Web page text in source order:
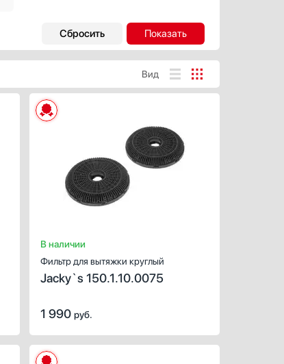
Вид
ХАРАКТЕРИСТИКИ
для стиральных машин, для
сушильных машин
Количество (шт):
В наличии
Фильтр для вытяжки круглый
Jacky`s 150.1.10.0075
1 990 руб.